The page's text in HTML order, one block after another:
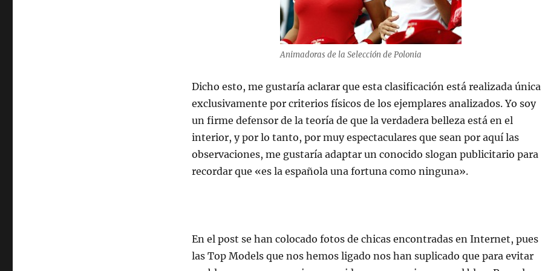
Animadoras de la Selección de Polonia
Dicho esto, me gustaría aclarar que esta clasificación está realizada
exclusivamente por criterios físicos de los ejemplares analizados. Yo soy
un firme defensor de la teoría de que la verdadera belleza está en el
interior, y por lo tanto, por muy espectaculares que sean por aquí las
observaciones, me gustaría adaptar un conocido slogan publicitario para
recordar que «es la española una fortuna como ninguna».
En el post se han colocado fotos de chicas encontradas en Internet, pues
las Top Models que nos hemos ligado nos han suplicado que para evitar